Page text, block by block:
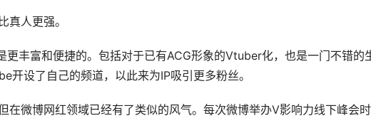
人更强。
更丰富和便捷的。包括对于已有ACG形象的Vtuber化，也是一门不错的
设了自己的频道，以此来为IP吸引更多粉丝。
微博网红领域已经有了类似的风气。每次微博举办V影响力线下峰会时